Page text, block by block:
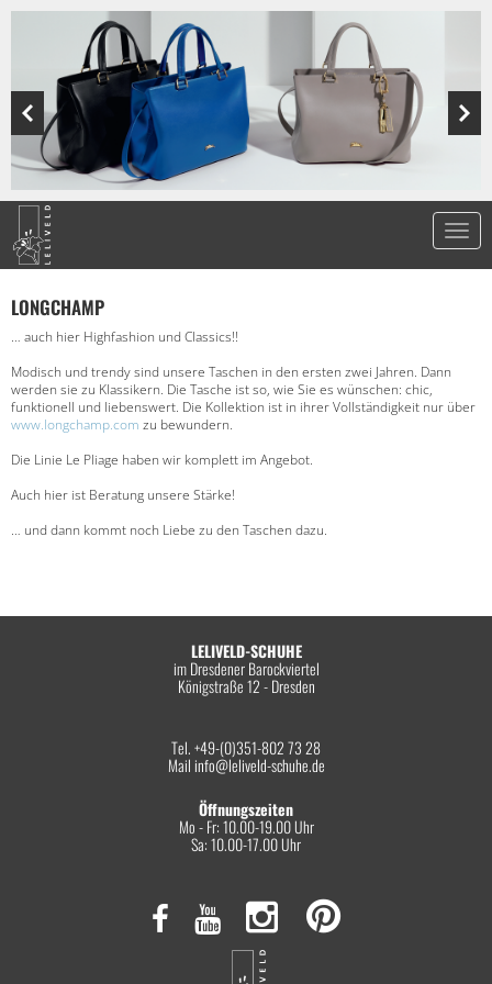
LONGCHAMP
… auch hier Highfashion und Classics!!
Modisch und trendy sind unsere Taschen in den ersten zwei Jahren. Dann
werden sie zu Klassikern. Die Tasche ist so, wie Sie es wünschen: chic,
funktionell und liebenswert. Die Kollektion ist in ihrer Vollständigkeit nur über
www.longchamp.com zu bewundern.
Die Linie Le Pliage haben wir komplett im Angebot.
Auch hier ist Beratung unsere Stärke!
… und dann kommt noch Liebe zu den Taschen dazu.
LELIVELD-SCHUHE
im Dresdener Barockviertel
Königstraße 12 - Dresden
Tel. +49-(0)351-802 73 28
Mail info@leliveld-schuhe.de
Öffnungszeiten
Mo - Fr: 10.00-19.00 Uhr
Sa: 10.00-17.00 Uhr